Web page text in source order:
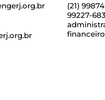
(21)
99227-